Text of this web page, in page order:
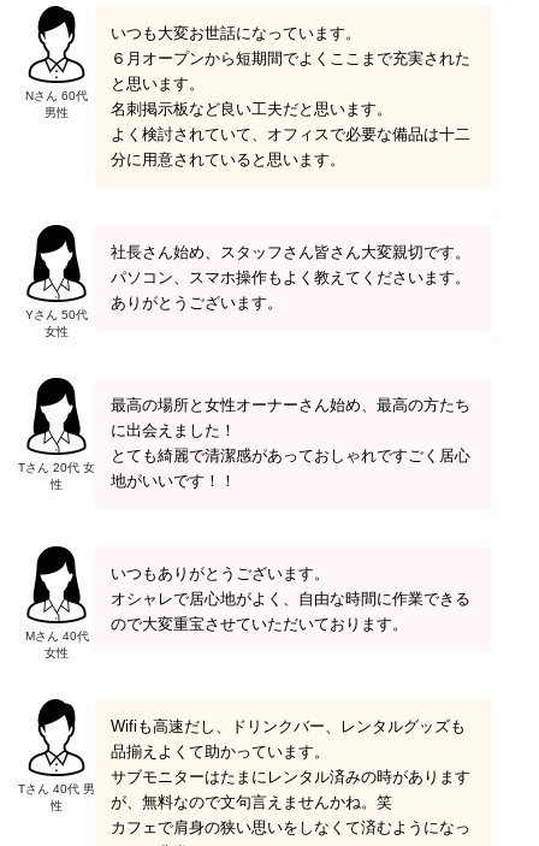
Nさん 60代
男性
いつも大変お世話になっています。
６月オープンから短期間でよくここまで充実された
と思います。
名刺掲示板など良い工夫だと思います。
よく検討されていて、オフィスで必要な備品は十二
分に用意されていると思います。
Yさん 50代
女性
社長さん始め、スタッフさん皆さん大変親切です。
パソコン、スマホ操作もよく教えてくださいます。
ありがとうございます。
Tさん 20代 女
性
最高の場所と女性オーナーさん始め、最高の方たち
に出会えました！
とても綺麗で清潔感があっておしゃれですごく居心
地がいいです！！
Mさん 40代
女性
いつもありがとうございます。
オシャレで居心地がよく、自由な時間に作業できる
ので大変重宝させていただいております。
Tさん 40代 男
性
Wifiも高速だし、ドリンクバー、レンタルグッズも
品揃えよくて助かっています。
サブモニターはたまにレンタル済みの時があります
が、無料なので文句言えませんかね。笑
カフェで肩身の狭い思いをしなくて済むようになっ